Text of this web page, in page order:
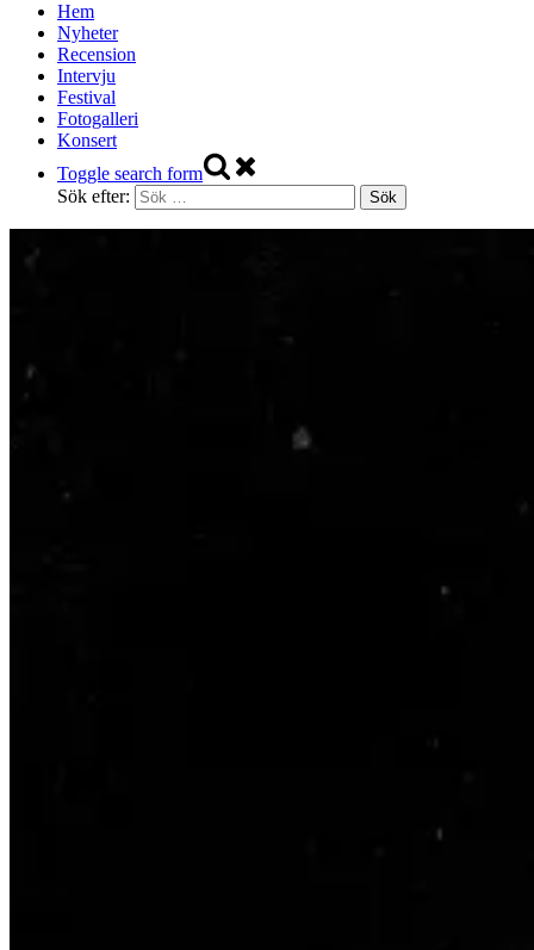
Hem
Nyheter
Recension
Intervju
Festival
Fotogalleri
Konsert
Toggle search form
Sök efter: